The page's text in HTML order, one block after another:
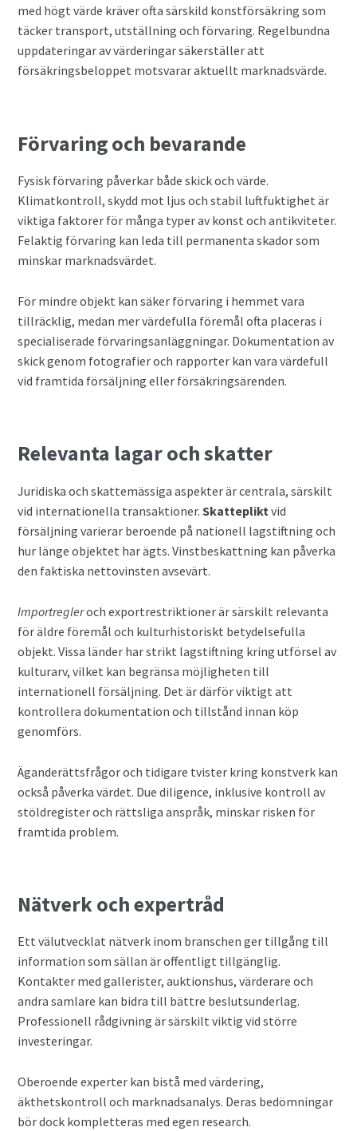
med högt värde kräver ofta särskild konstförsäkring som
täcker transport, utställning och förvaring. Regelbundna
uppdateringar av värderingar säkerställer att
försäkringsbeloppet motsvarar aktuellt marknadsvärde.
Förvaring och bevarande
Fysisk förvaring påverkar både skick och värde.
Klimatkontroll, skydd mot ljus och stabil luftfuktighet är
viktiga faktorer för många typer av konst och antikviteter.
Felaktig förvaring kan leda till permanenta skador som
minskar marknadsvärdet.
För mindre objekt kan säker förvaring i hemmet vara
tillräcklig, medan mer värdefulla föremål ofta placeras i
specialiserade förvaringsanläggningar. Dokumentation av
skick genom fotografier och rapporter kan vara värdefull
vid framtida försäljning eller försäkringsärenden.
Relevanta lagar och skatter
Juridiska och skattemässiga aspekter är centrala, särskilt
vid internationella transaktioner.Skatteplikt vid
försäljning varierar beroende på nationell lagstiftning och
hur länge objektet har ägts. Vinstbeskattning kan påverka
den faktiska nettovinsten avsevärt.
Importregleroch exportrestriktioner är särskilt relevanta
för äldre föremål och kulturhistoriskt betydelsefulla
objekt. Vissa länder har strikt lagstiftning kring utförsel av
kulturarv, vilket kan begränsa möjligheten till
internationell försäljning. Det är därför viktigt att
kontrollera dokumentation och tillstånd innan köp
genomförs.
Äganderättsfrågor och tidigare tvister kring konstverk kan
också påverka värdet. Due diligence, inklusive kontroll av
stöldregister och rättsliga anspråk, minskar risken för
framtida problem.
Nätverk och expertråd
Ett välutvecklat nätverk inom branschen ger tillgång till
information som sällan är offentligt tillgänglig.
Kontakter med gallerister, auktionshus, värderare och
andra samlare kan bidra till bättre beslutsunderlag.
Professionell rådgivning är särskilt viktig vid större
investeringar.
Oberoende experter kan bistå med värdering,
äkthetskontroll och marknadsanalys. Deras bedömningar
bör dock kompletteras med egen research.